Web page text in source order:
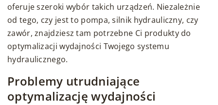
oferuje szeroki wybór takich urządzeń. Niezależnie
od tego, czy jest to pompa, silnik hydrauliczny, czy
zawór, znajdziesz tam potrzebne Ci produkty do
optymalizacji wydajności Twojego systemu
hydraulicznego.
Problemy utrudniające
optymalizację wydajności